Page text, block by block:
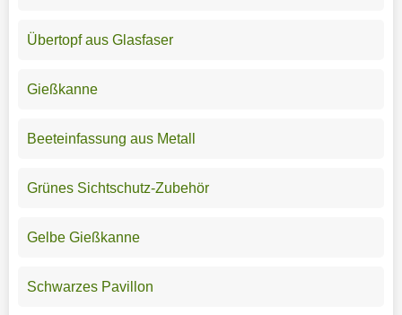
Übertopf aus Glasfaser
Gießkanne
Beeteinfassung aus Metall
Grünes Sichtschutz-Zubehör
Gelbe Gießkanne
Schwarzes Pavillon